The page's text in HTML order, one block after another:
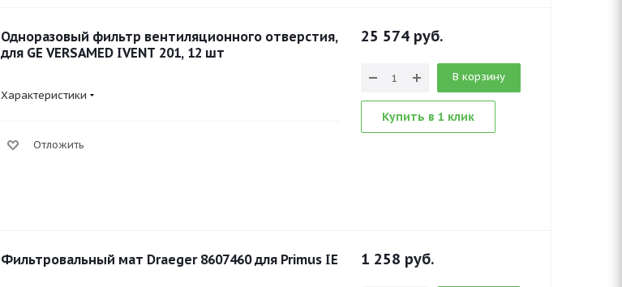
Одноразовый фильтр вентиляционного отверстия,
для GE VERSAMED IVENT 201, 12 шт
Характеристики
Отложить
25 574 руб.
В корзину
Купить в 1 клик
Фильтровальный мат Draeger 8607460 для Primus IE 1 258 руб.